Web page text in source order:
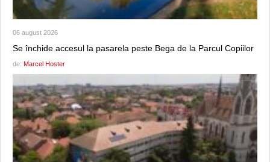
06 august 2026
Se închide accesul la pasarela peste Bega de la Parcul Copiilor
de: Marcel Hoster